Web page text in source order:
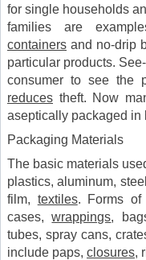
for single households
families are
containers and no-drip
particular products.
consumer to see the
reduces theft. Now
aseptically packaged in
Packaging Materials
The basic materials
plastics, aluminum,
film, textiles. Forms
cases,wrappings,
tubes, spray cans,
include paps, closures,